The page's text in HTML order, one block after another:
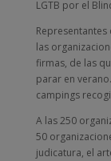
LGTB por el
Representantes
las
firmas, de las
parar en
campings
A las 250
50
judicatura, el